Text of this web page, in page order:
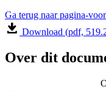
Ga terug naar pagina-
Download (pdf,
Over dit